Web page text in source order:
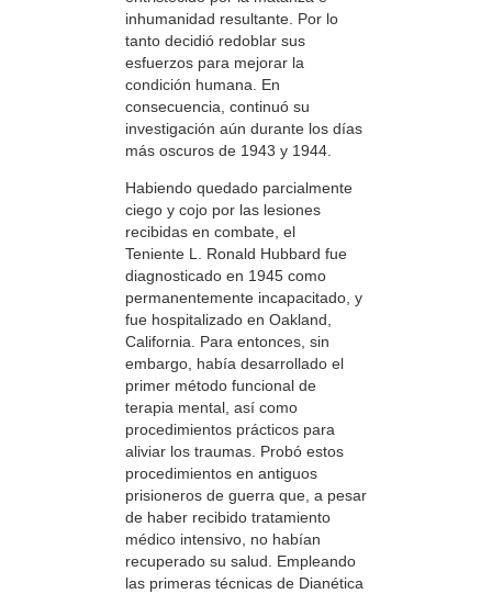
inhumanidad resultante. Por lo
tanto decidió redoblar sus
esfuerzos para mejorar la
condición humana. En
consecuencia, continuó su
investigación aún durante los días
más oscuros de 1943 y 1944.
Habiendo quedado parcialmente
ciego y cojo por las lesiones
recibidas en combate, el
Teniente L. Ronald Hubbard fue
diagnosticado en 1945 como
permanentemente incapacitado, y
fue hospitalizado en Oakland,
California. Para entonces, sin
embargo, había desarrollado el
primer método funcional de
terapia mental, así como
procedimientos prácticos para
aliviar los traumas. Probó estos
procedimientos en antiguos
prisioneros de guerra que, a pesar
de haber recibido tratamiento
médico intensivo, no habían
recuperado su salud. Empleando
las primeras técnicas de Dianética